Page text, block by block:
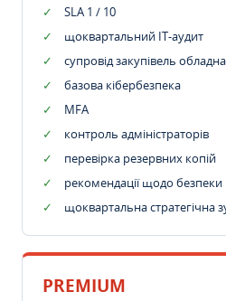
SLA 1 / 10
щоквартальний IT-аудит
супровід закупівель
базова кібербезпека
MFA
контроль адміністраторів
перевірка резервних копій
рекомендації щодо безпеки
щоквартальна стратегічна
PREMIUM